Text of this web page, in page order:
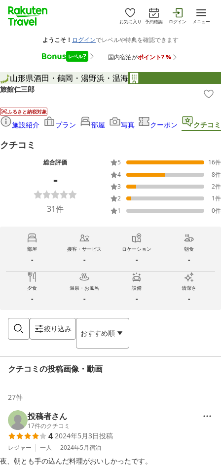
お気に入り 予約確認 ログイン メニュー
山形県酒田・鶴岡・湯野浜・温海
旅館仁三郎
ふるさと納税対象
施設紹介 プラン 部屋 写真 クーポン クチコミ
クチコミ
総合評価
-
31件
5 16件
4
8件
3
2件
2
1件
1
0件
部屋
-
接客・サービス
-
ロケーション
-
朝食
-
夕食
-
温泉・お風呂
-
設備
-
清潔さ
-
絞り込み おすすめ順
クチコミの投稿画像・動画
27件
投稿者さん
17件のクチコミ
4 2024年5月3日投稿
レジャー 一人 2024年5月宿泊
夜、朝とも手の込んだ料理がおいしかったです。